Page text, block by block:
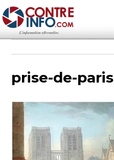
Contre-Info
prise-de-paris